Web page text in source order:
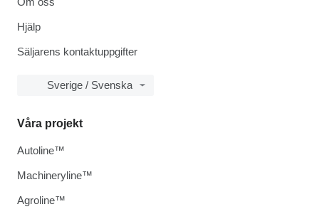
Hjälp
Säljarens kontaktuppgifter
Sverige / Svenska
Våra projekt
Autoline™
Machineryline™
Agroline™